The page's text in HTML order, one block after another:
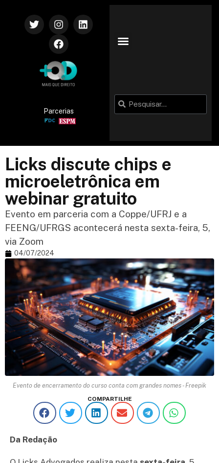
Parcerias
Licks discute chips e
microeletrônica em
webinar gratuito
Evento em parceria com a Coppe/UFRJ e a
FEENG/UFRGS acontecerá nesta sexta-feira, 5,
via Zoom
04/07/2024
Evento de encerramento do curso conta com grandes nomes - Freepik
COMPARTILHE
Da Redação